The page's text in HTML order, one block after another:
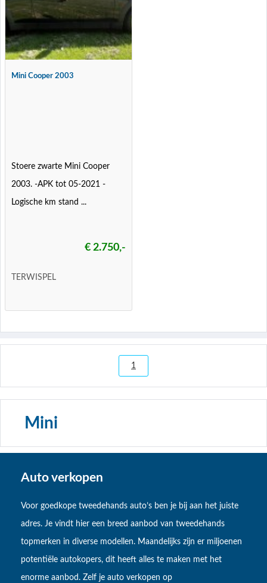
Mini Cooper 2003
Stoere zwarte Mini Cooper
2003. -APK tot 05-2021 -
Logische km stand ...
€ 2.750,-
TERWISPEL
1
Mini
Auto verkopen
Voor goedkope tweedehands auto’s ben je bij aan het juiste
adres. Je vindt hier een breed aanbod van tweedehands
topmerken in diverse modellen. Maandelijks zijn er miljoenen
potentiële autokopers, dit heeft alles te maken met het
enorme aanbod. Zelf je auto verkopen op